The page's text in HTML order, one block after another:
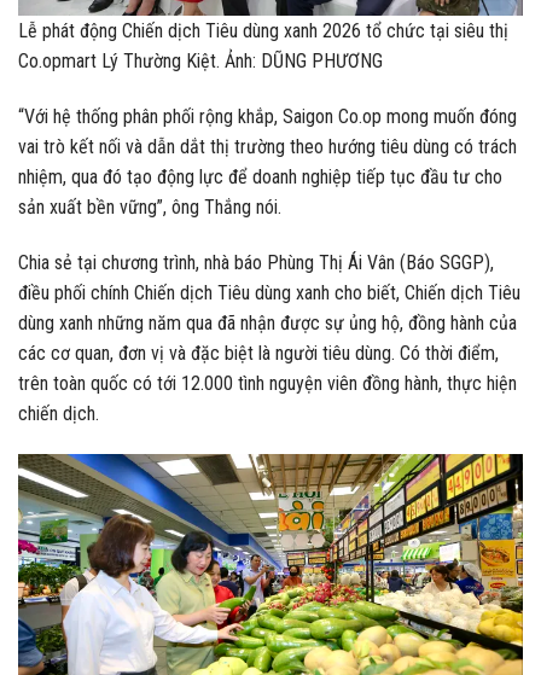
Lễ phát động Chiến dịch Tiêu dùng xanh 2026 tổ chức tại siêu thị
Co.opmart Lý Thường Kiệt. Ảnh: DŨNG PHƯƠNG
“Với hệ thống phân phối rộng khắp, Saigon Co.op mong muốn đóng
vai trò kết nối và dẫn dắt thị trường theo hướng tiêu dùng có trách
nhiệm, qua đó tạo động lực để doanh nghiệp tiếp tục đầu tư cho
sản xuất bền vững”, ông Thắng nói.
Chia sẻ tại chương trình, nhà báo Phùng Thị Ái Vân (Báo SGGP),
điều phối chính Chiến dịch Tiêu dùng xanh cho biết, Chiến dịch Tiêu
dùng xanh những năm qua đã nhận được sự ủng hộ, đồng hành của
các cơ quan, đơn vị và đặc biệt là người tiêu dùng. Có thời điểm,
trên toàn quốc có tới 12.000 tình nguyện viên đồng hành, thực hiện
chiến dịch.